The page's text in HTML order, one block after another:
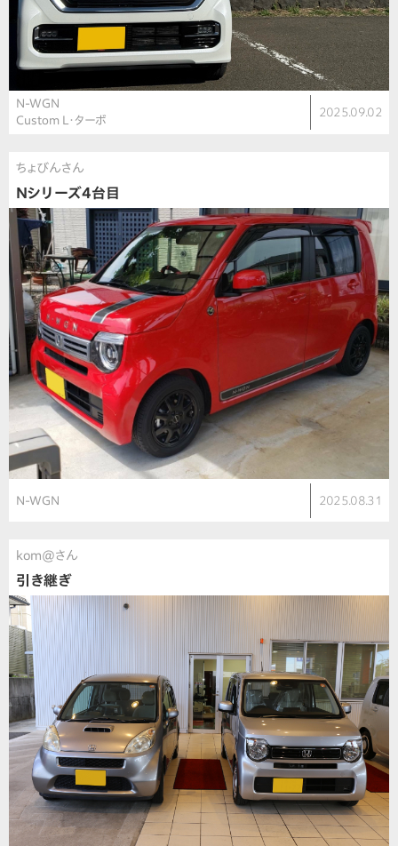
N-WGN
Custom L・ターボ
2025.09.02
ちょびんさん
Nシリーズ4台目
N-WGN 2025.08.31
kom@さん
引き継ぎ